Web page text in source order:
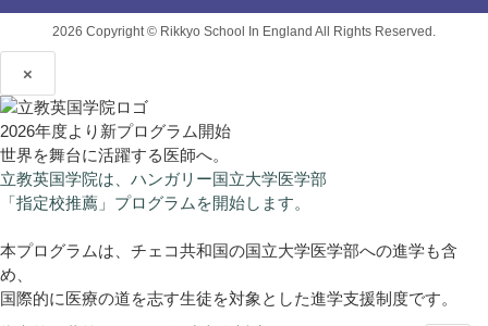
2026 Copyright © Rikkyo School In England All Rights Reserved.
×
2026年度より新プログラム開始
世界を舞台に活躍する医師へ。
立教英国学院は、ハンガリー国立大学医学部
「指定校推薦」プログラムを開始します。
本プログラムは、チェコ共和国の国立大学医学部への進学も含
め、
国際的に医療の道を志す生徒を対象とした進学支援制度です。